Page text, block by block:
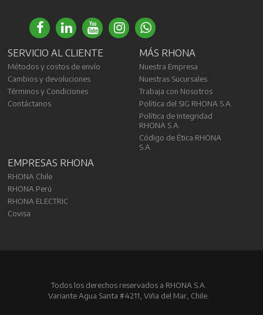
SERVICIO AL CLIENTE
Métodos y costos de envío
Cambios y devoluciones
Términos y Condiciones
Contáctanos
MÁS RHONA
Nuestra Empresa
Nuestras Sucursales
Trabaja con Nosotros
Política del SIG RHONA S.A.
Política de Integridad
RHONA S.A.
Código de Ética RHONA
S.A.
EMPRESAS RHONA
RHONA Chile
RHONA Perú
RHONA ELECTRIC
Covisa
Todos los derechos reservados a RHONA S.A.
Variante Agua Santa #4211, Viña del Mar, Chile.